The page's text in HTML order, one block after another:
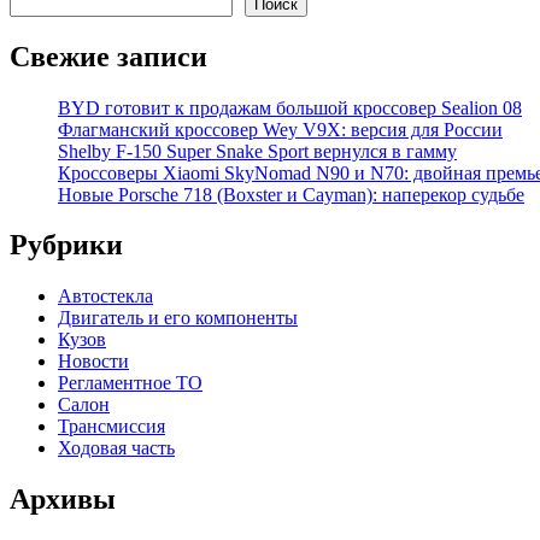
Поиск
Свежие записи
BYD готовит к продажам большой кроссовер Sealion 08
Флагманский кроссовер Wey V9X: версия для России
Shelby F-150 Super Snake Sport вернулся в гамму
Кроссоверы Xiaomi SkyNomad N90 и N70: двойная
Новые Porsche 718 (Boxster и Cayman): наперекор судьбе
Рубрики
Автостекла
Двигатель и его компоненты
Кузов
Новости
Регламентное ТО
Салон
Трансмиссия
Ходовая часть
Архивы